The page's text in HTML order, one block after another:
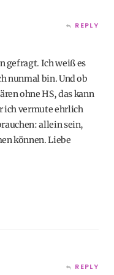
REPLY
gefragt. Ich weiß es
nunmal bin. Und ob
ohne HS, das kann
ich vermute ehrlich
allein sein,
können. Liebe
REPLY